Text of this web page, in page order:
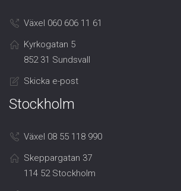
Växel 060 606 11 61
Kyrkogatan 5
852 31 Sundsvall
Skicka e-post
Stockholm
Växel 08 55 118 990
Skeppargatan 37
114 52 Stockholm